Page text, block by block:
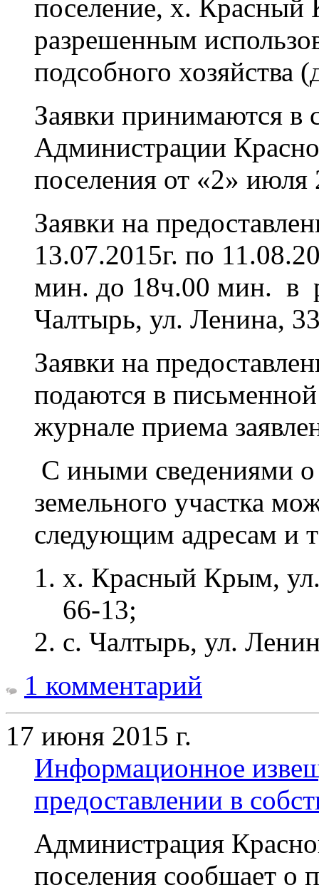
поселение, х.
разрешенным
подсобного хозяйства
Заявки принимаются в
Администрации
поселения от «2»
Заявки на
13.07.2015г. по
мин. до 18ч.00 мин. в
Чалтырь, ул. Ленина,
Заявки на
подаются в
журнале приема
С иными сведениями о
земельного участка
следующим адресам и
х. Красный Крым,
66-13;
с. Чалтырь, ул.
1 комментарий
17 июня 2015 г.
Информационное
предоставлении в
Администрация
поселения сообщает о